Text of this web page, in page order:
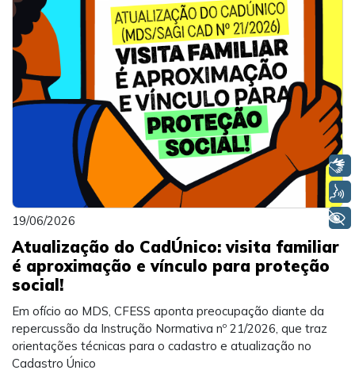
19/06/2026
Atualização do CadÚnico: visita familiar
é aproximação e vínculo para proteção
social!
Em ofício ao MDS, CFESS aponta preocupação diante da
repercussão da Instrução Normativa nº 21/2026, que traz
orientações técnicas para o cadastro e atualização no
Cadastro Único
Libras
Voz